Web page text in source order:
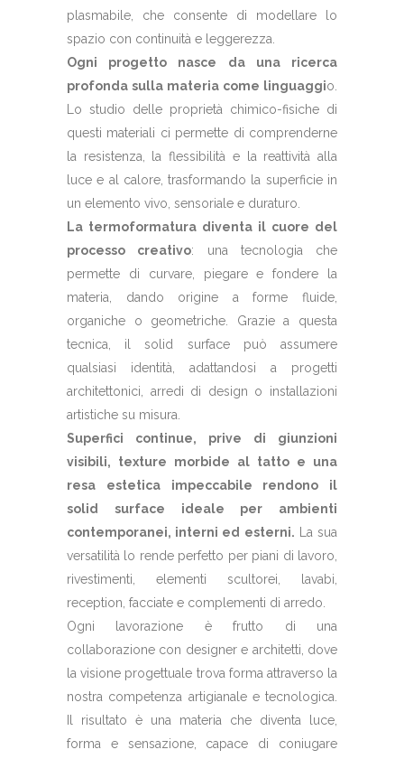
plasmabile, che consente di modellare lo
spazio con continuità e leggerezza.
Ogni progetto nasce da una ricerca
profonda sulla materia come linguaggio.
Lo studio delle proprietà chimico-fisiche di
questi materiali ci permette di comprenderne
la resistenza, la flessibilità e la reattività alla
luce e al calore, trasformando la superficie in
un elemento vivo, sensoriale e duraturo.
La termoformatura diventa il cuore del
processo creativo: una tecnologia che
permette di curvare, piegare e fondere la
materia, dando origine a forme fluide,
organiche o geometriche. Grazie a questa
tecnica, il solid surface può assumere
qualsiasi identità, adattandosi a progetti
architettonici, arredi di design o installazioni
artistiche su misura.
Superfici continue, prive di giunzioni
visibili, texture morbide al tatto e una
resa estetica impeccabile rendono il
solid surface ideale per ambienti
contemporanei, interni ed esterni. La sua
versatilità lo rende perfetto per piani di lavoro,
rivestimenti, elementi scultorei, lavabi,
reception, facciate e complementi di arredo.
Ogni lavorazione è frutto di una
collaborazione con designer e architetti, dove
la visione progettuale trova forma attraverso la
nostra competenza artigianale e tecnologica.
Il risultato è una materia che diventa luce,
forma e sensazione, capace di coniugare